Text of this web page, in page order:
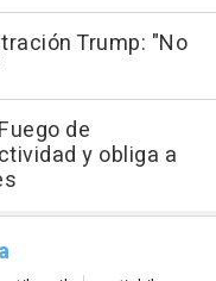
Trump: "No
de
y obliga a